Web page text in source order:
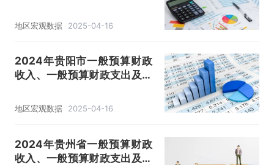
地区宏观数据 2025-04-16
2024年贵阳市一般预算财政
收入、一般预算财政支出及收
地区宏观数据 2025-04-16
2024年贵州省一般预算财政
收入、一般预算财政支出及收